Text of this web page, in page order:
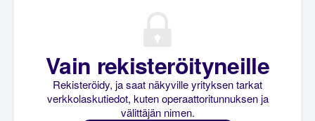
Vain rekisteröityneille
Rekisteröidy, ja saat näkyville yrityksen tarkat
verkkolaskutiedot, kuten operaattoritunnuksen ja
välittäjän nimen.